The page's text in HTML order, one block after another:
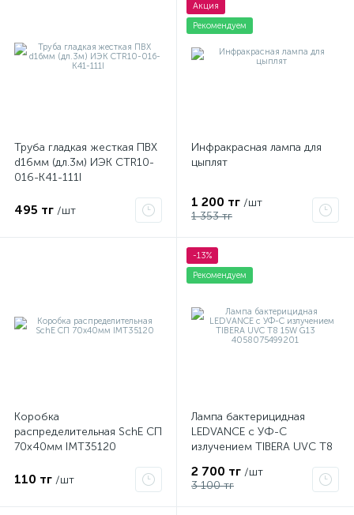
Труба гладкая жесткая ПВХ
d16мм (дл.3м) ИЭК CTR10-
016-K41-111I
495 тг /шт
Акция
Рекомендуем
Инфракрасная лампа для
цыплят
1 200 тг /шт
1 353 тг
Коробка
распределительная SchE СП
70х40мм IMT35120
110 тг /шт
-13%
Рекомендуем
Лампа бактерицидная
LEDVANCE с УФ-С
излучением TIBERA UVC T8
2 700 тг /шт
3 100 тг